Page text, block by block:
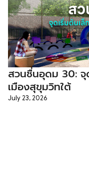
Data
สวนชื่นอุดม 30: จุ
เมืองสุขุมวิทใต้
July 23, 2026